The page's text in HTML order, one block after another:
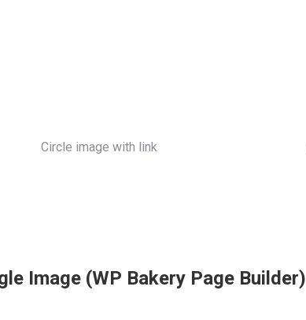
Circle image with link
Image (WP Bakery Page Builder)